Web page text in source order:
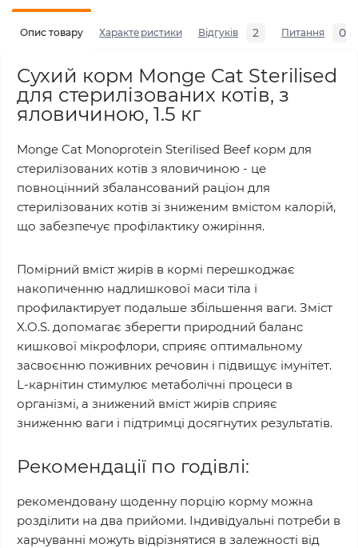
Опис товару Характеристики Відгуків 2 Питання 0
Сухий корм Monge Cat Sterilised
для стерилізованих котів, з
яловичиною, 1.5 кг
Monge Cat Monoprotein Sterilised Beef корм для
стерилізованих котів з яловичиною - це
повноцінний збалансований раціон для
стерилізованих котів зі зниженим вмістом калорій,
що забезпечує профілактику ожиріння.
Помірний вміст жирів в кормі перешкоджає
накопиченню надлишкової маси тіла і
профилактирует подальше збільшення ваги. Зміст
X.O.S. допомагає зберегти природний баланс
кишкової мікрофлори, сприяє оптимальному
засвоєнню поживних речовин і підвищує імунітет.
L-карнітин стимулює метаболічні процеси в
організмі, а знижений вміст жирів сприяє
зниженню ваги і підтримці досягнутих результатів.
Рекомендації по годівлі:
рекомендовану щоденну порцію корму можна
розділити на два прийоми. Індивідуальні потреби в
харчуванні можуть відрізнятися в залежності від